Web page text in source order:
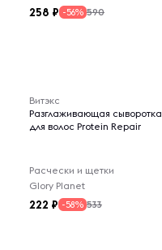
258 -56% 590
Витэкс
Разглаживающая сыворотка
для волос Protein Repair
Расчески и щетки
Glory Planet
222 -58% 533